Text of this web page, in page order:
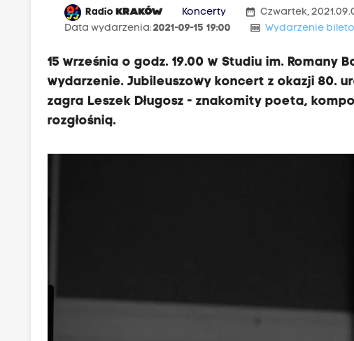
RadioKRAKÓW Koncerty date_range Czwartek,
Data wydarzenia:2021-09-15 19:00 money Wydarzenie
15 września o godz. 19.00 w Studiu im.
wydarzenie. Jubileuszowy koncert z okazji 80.
zagra Leszek Długosz - znakomity poeta,
rozgłośnią.